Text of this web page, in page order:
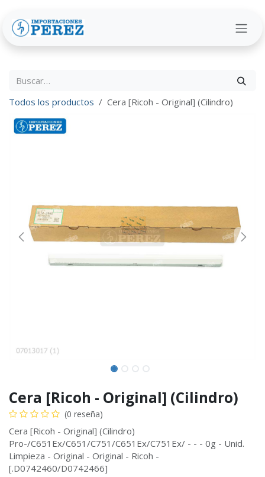
Todos los productos Cera [Ricoh - Original] (Cilindro)
Cera [Ricoh - Original] (Cilindro)
(0 reseña)
Cera [Ricoh - Original] (Cilindro)
Pro-/C651Ex/C651/C751/C651Ex/C751Ex/ - - - 0g - Unid.
Limpieza - Original - Original - Ricoh -
[.D0742460/D0742466]